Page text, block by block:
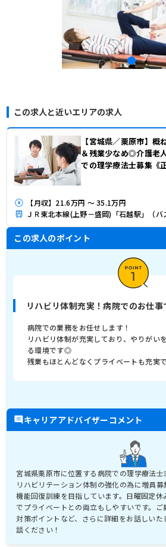
この求人と近いエリアの求人
【宮城県／栗原市】概
＆残業少なめ◎介護老
での理学療法士募集《
【月収】21.6万円 ～ 35.1万円
この求人のポイント
リハビリ体制充実！病院でのお仕
病院での業務をお任せします！
リハビリ体制が充実しており、やりがい
る環境です◎
残業もほとんどなくプライベートも充実で
キャリアアドバイザーコメント
宮城県栗原市に位置する病院での理学療法
リハビリテーション体制の強化の為に増員
機能回復訓練を目指しています。日曜固定
でプライベートとの両立もしやすいです。
対策ポイントなど、さらに詳細をお話しい